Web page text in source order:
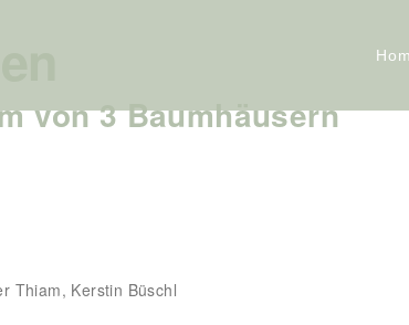
von 3 Baumhäusern
Thiam, Kerstin Büschl